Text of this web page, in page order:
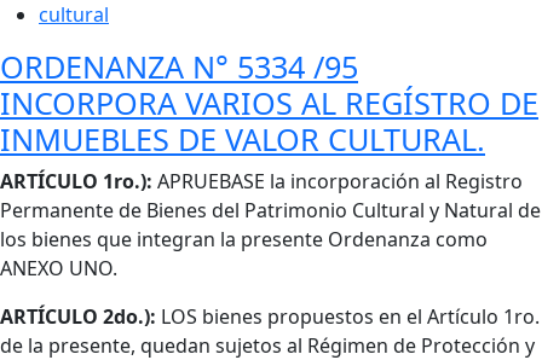
cultural
ORDENANZA N° 5334 /95
INCORPORA VARIOS AL REGÍSTRO DE
INMUEBLES DE VALOR CULTURAL.
Cuerpo
ARTÍCULO 1ro.): APRUEBASE la incorporación al Registro
Permanente de Bienes del Patrimonio Cultural y Natural de
los bienes que integran la presente Ordenanza como
ANEXO UNO.
ARTÍCULO 2do.): LOS bienes propuestos en el Artículo 1ro.
de la presente, quedan sujetos al Régimen de Protección y